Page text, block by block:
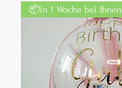
📦in 1 Woche bei Ihnen